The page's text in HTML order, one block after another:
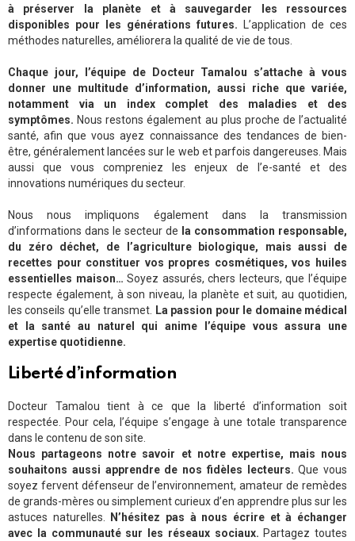
à préserver la planète et à sauvegarder les ressources
disponibles pour les générations futures. L’application de ces
méthodes naturelles, améliorera la qualité de vie de tous.
Chaque jour, l’équipe de Docteur Tamalou s’attache à vous
donner une multitude d’information, aussi riche que variée,
notamment via un index complet des maladies et des
symptômes. Nous restons également au plus proche de l’actualité
santé, afin que vous ayez connaissance des tendances de bien-
être, généralement lancées sur le web et parfois dangereuses. Mais
aussi que vous compreniez les enjeux de l’e-santé et des
innovations numériques du secteur.
Nous nous impliquons également dans la transmission
d’informations dans le secteur de la consommation responsable,
du zéro déchet, de l’agriculture biologique, mais aussi de
recettes pour constituer vos propres cosmétiques, vos huiles
essentielles maison… Soyez assurés, chers lecteurs, que l’équipe
respecte également, à son niveau, la planète et suit, au quotidien,
les conseils qu’elle transmet.
La passion pour le domaine médical
et la santé au naturel qui anime l’équipe vous assura une
expertise quotidienne.
Liberté d’information
Docteur Tamalou tient à ce que la liberté d’information soit
respectée. Pour cela, l’équipe s’engage à une totale transparence
dans le contenu de son site.
Nous partageons notre savoir et notre expertise, mais nous
souhaitons aussi apprendre de nos fidèles lecteurs. Que vous
soyez fervent défenseur de l’environnement, amateur de remèdes
de grands-mères ou simplement curieux d’en apprendre plus sur les
astuces naturelles.
N’hésitez pas à nous écrire et à échanger
avec la communauté sur les réseaux sociaux. Partagez toutes